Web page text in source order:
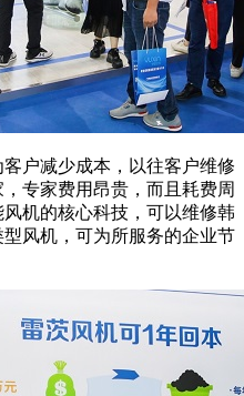
户减少成本，以往客户维修
专家费用昂贵，而且耗费周
机的核心科技，可以维修韩
风机，可为所服务的企业节